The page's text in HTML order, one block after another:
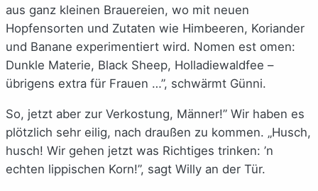
aus ganz kleinen Brauereien, wo mit neuen
Hopfensorten und Zutaten wie Himbeeren, Koriander
und Banane experimentiert wird. Nomen est omen:
Dunkle Materie, Black Sheep, Holladiewaldfee –
übrigens extra für Frauen …”, schwärmt Günni.
So, jetzt aber zur Verkostung, Männer!” Wir haben es
plötzlich sehr eilig, nach draußen zu kommen. „Husch,
husch! Wir gehen jetzt was Richtiges trinken: ’n
echten lippischen Korn!”, sagt Willy an der Tür.